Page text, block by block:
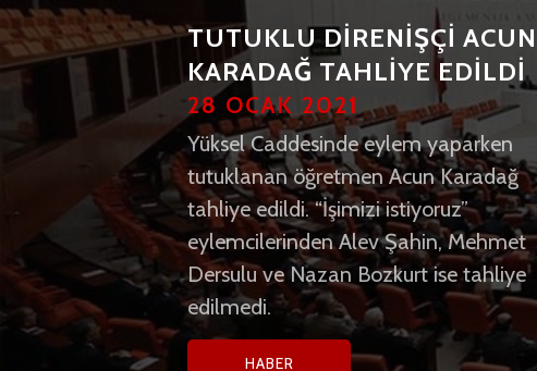
TUTUKLU DİRENİŞÇİ ACUN
KARADAĞ TAHLİYE EDİLDİ
28 OCAK 2021
Yüksel Caddesinde eylem yaparken
tutuklanan öğretmen Acun Karadağ
tahliye edildi. “İşimizi istiyoruz”
eylemcilerinden Alev Şahin, Mehmet
Dersulu ve Nazan Bozkurt ise tahliye
edilmedi.
HABER
ERKAN BAŞ ERKEN SEÇİM
ÇAĞRISI YAPTI
19 OCAK 2021
Türkiye İşçi Partisi (TİP) Genel Başkanı
ve İstanbul Milletvekili Erkan Baş,
mecliste düzenlediği basın
toplantısında AKP hükümetinin terör
ve darbe politikaları üzerinden korku
yayarak meşruiyetini yitirdiğini
belirterek erken seçim çağrısı yaptı.